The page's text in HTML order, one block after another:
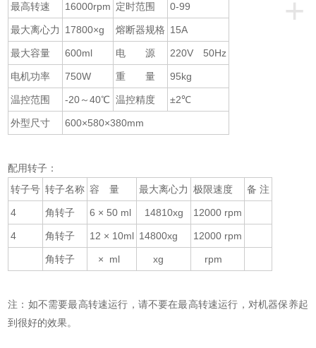
+
最高转速 16000rpm 定时范围 0-99
最大离心力 17800×g 熔断器规格 15A
最大容量 600ml 电 源 220V 50Hz
电机功率 750W 重 量 95kg
温控范围 -20～40℃ 温控精度 ±2℃
外型尺寸 600×580×380mm
配用转子：
转子号 转子名称 容 量 最大离心力 极限速度 备 注
4 角转子 6 × 50 ml 14810xg 12000 rpm
4 角转子 12 × 10ml 14800xg 12000 rpm
角转子 × ml xg rpm
注：如不需要最高转速运行，请不要在最高转速运行，对机器保养起
到很好的效果。